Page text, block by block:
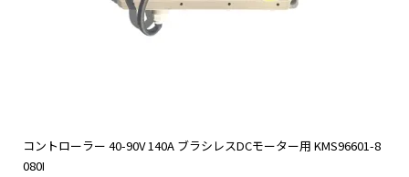
コントローラー 40-90V 140A ブラシレスDCモーター用 KMS96601-8
080I